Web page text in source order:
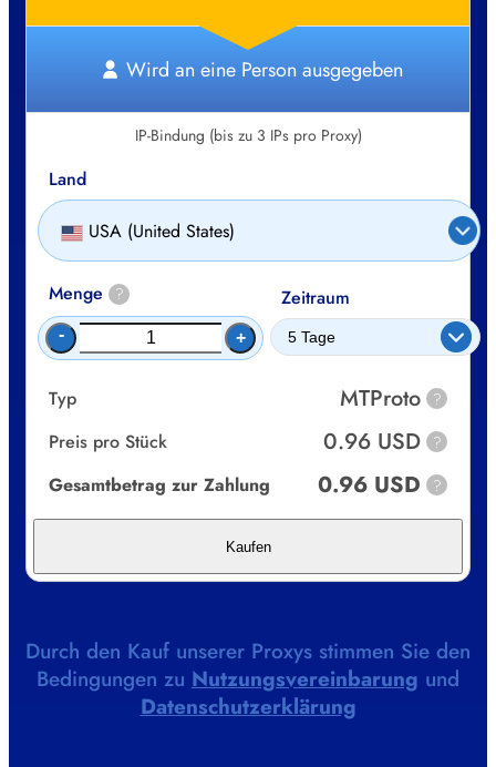
Wird an eine Person ausgegeben
IP-Bindung (bis zu 3 IPs pro Proxy)
Land
USA (United States)
Menge ?
- +
Zeitraum
Typ MTProto ?
Preis pro Stück 0.96 USD ?
Gesamtbetrag zur Zahlung 0.96 USD ?
Kaufen
Durch den Kauf unserer Proxys stimmen Sie den
Bedingungen zu Nutzungsvereinbarung und
Datenschutzerklärung